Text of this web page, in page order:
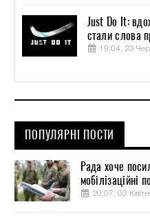
Just Do It:
стали слова
19:04, 23
ПОПУЛЯРНІ ПОСТИ
Рада хоче
мобілізаційні
20:07, 03